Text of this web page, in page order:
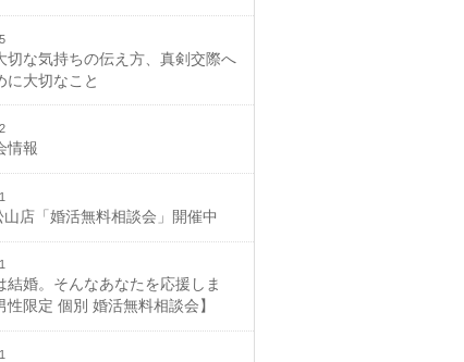
切な気持ちの伝え方、真剣交際へ
に大切なこと
情報
山店「婚活無料相談会」開催中
結婚。そんなあなたを応援しま
性限定 個別 婚活無料相談会】